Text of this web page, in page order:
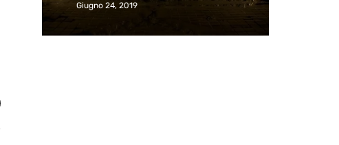
Giugno 24, 2019